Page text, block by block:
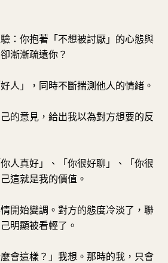
：你抱著「不想被討厭」的心態與
漸漸疏遠你？
人」，同時不斷揣測他人的情緒。
的意見，給出我以為對方想要的反
人真好」、「你很好聊」、「你很
這就是我的價值。
開始變調。對方的態度冷淡了，聯
明顯被看輕了。
麼會這樣？」我想。那時的我，只會